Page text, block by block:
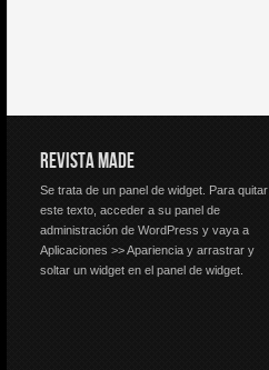
REVISTA MADE
Se trata de un panel de widget. Para quitar
este texto, acceder a su panel de
administración de WordPress y vaya a
Aplicaciones >> Apariencia y arrastrar y
soltar un widget en el panel de widget.